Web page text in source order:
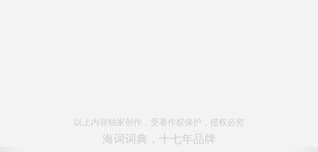
以上内容独家创作，受著作权保护，侵权必究
海词词典，十七年品牌